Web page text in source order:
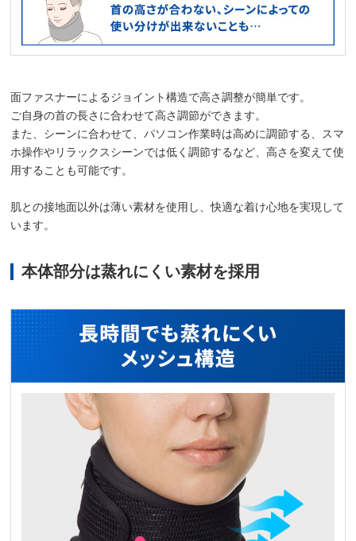
面ファスナーによるジョイント構造で高さ調整が簡単です。
ご自身の首の長さに合わせて高さ調節ができます。
また、シーンに合わせて、パソコン作業時は高めに調節する、スマ
ホ操作やリラックスシーンでは低く調節するなど、高さを変えて使
用することも可能です。
肌との接地面以外は薄い素材を使用し、快適な着け心地を実現して
います。
本体部分は蒸れにくい素材を採用